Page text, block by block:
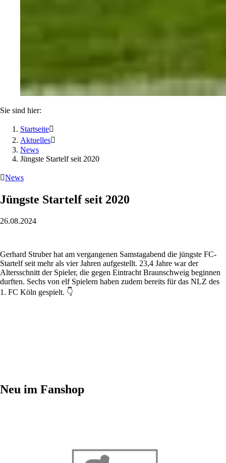
Sie sind hier:
Startseite
Aktuelles
News
Jüngste Startelf seit 2020
News
Jüngste Startelf seit 2020
26.08.2024
Gerhard Struber hat am vergangenen Samstagabend die jüngste FC-
Startelf seit mehr als vier Jahren aufgestellt. 23,4 Jahre war der
Altersschnitt der Spieler, die gegen Eintracht Braunschweig beginnen
durften. Sechs von elf Spielern haben zudem bereits für das NLZ des
1. FC Köln gespielt. 👇
Neu im Fanshop